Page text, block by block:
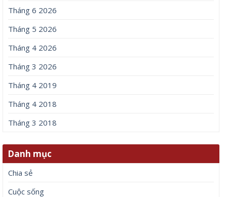
Tháng 6 2026
Tháng 5 2026
Tháng 4 2026
Tháng 3 2026
Tháng 4 2019
Tháng 4 2018
Tháng 3 2018
Danh mục
Chia sẻ
Cuộc sống